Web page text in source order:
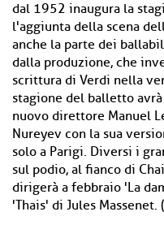
dal 1952 inaugura la
l'aggiunta della scena
anche la parte dei
dalla produzione, che
scrittura di Verdi nella
stagione del balletto
nuovo direttore Manuel
Nureyev con la sua
solo a Parigi. Diversi i
sul podio, al fianco di
dirigerà a febbraio 'La
'Thais' di Jules Massenet.